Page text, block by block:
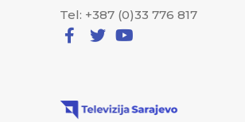
Tel: +387 (0)33 776 817